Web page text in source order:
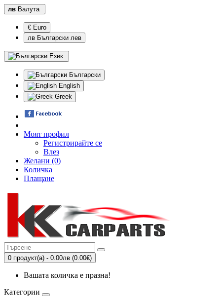
лв Валута
€ Euro
лв Български лев
Език
Български
English
Greek
Моят профил
Регистрирайте се
Влез
Желани (0)
Количка
Плащане
0 продукт(а) - 0.00лв (0.00€)
Вашата количка е празна!
Категории